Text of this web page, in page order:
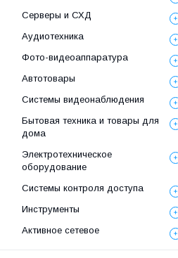
Серверы и СХД
Аудиотехника
Фото-видеоаппаратура
Автотовары
Системы видеонаблюдения
Бытовая техника и товары для
дома
Электротехническое
оборудование
Системы контроля доступа
Инструменты
Активное сетевое